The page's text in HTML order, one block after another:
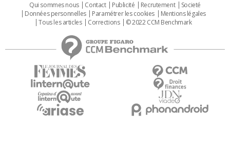
Qui sommes nous Contact Publicité Recrutement
Societé
Données personnelles
Paramétrer les cookies
Mentions légales
Tous les articles
Corrections © 2022 CCM Benchmark